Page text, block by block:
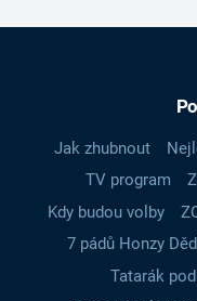
Jak zhubnout
TV program
Kdy budou volby
7 pádů Honzy
Tatarák